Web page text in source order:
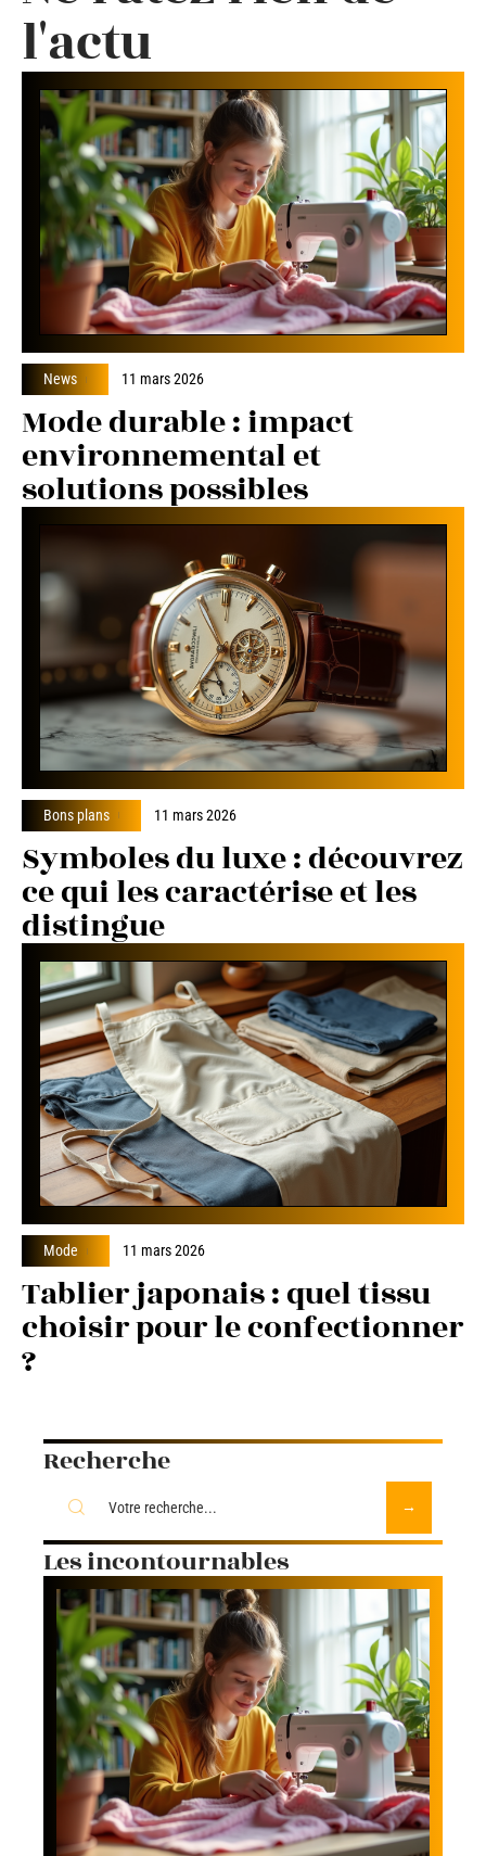
l'actu
News 11 mars 2026
Mode durable : impact
environnemental et
solutions possibles
Bons plans 11 mars 2026
Symboles du luxe : découvrez
ce qui les caractérise et les
distingue
Mode 11 mars 2026
Tablier japonais : quel tissu
choisir pour le confectionner
?
Recherche
Les incontournables